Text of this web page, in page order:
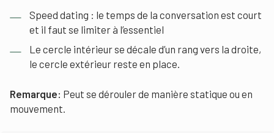
Speed dating : le temps de la conversation est court
et il faut se limiter à l’essentiel
Le cercle intérieur se décale d’un rang vers la droite,
le cercle extérieur reste en place.
Remarque: Peut se dérouler de manière statique ou en
mouvement.